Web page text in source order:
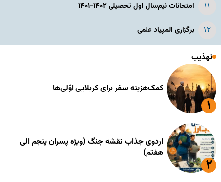
امتحانات نیم‌سال اول تحصیلی ۱۴۰۲-۱۴۰۱
برگزاری المپیاد علمی
تهذیب
کمک‌هزینه سفر برای کربلایی اوّلی‌ها
اردوی جذاب نقشه جنگ (ویژه پسران پنجم الی
هفتم)